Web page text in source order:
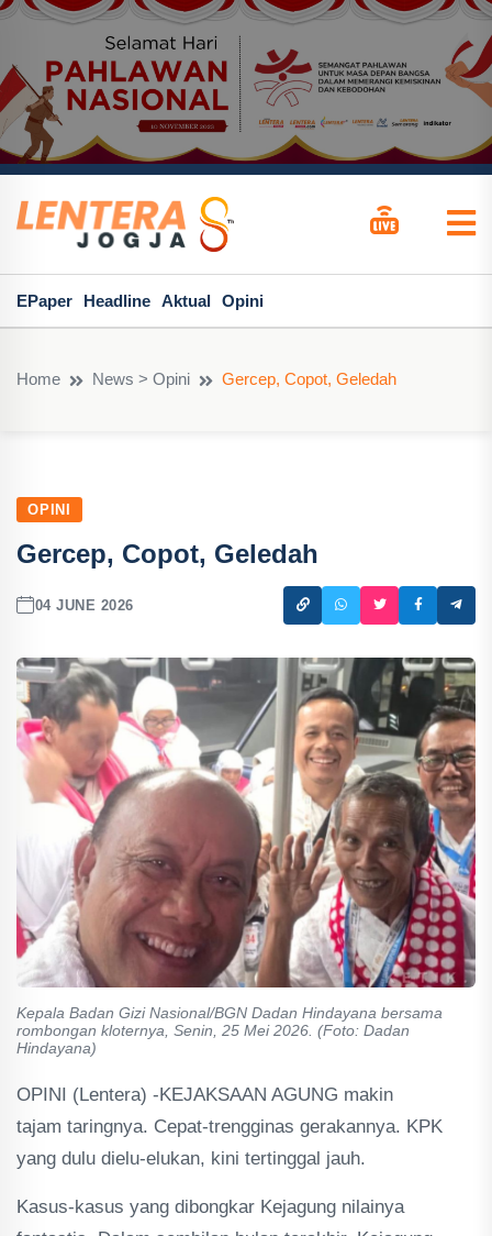
EPaper Headline Aktual Opini
Home News > Opini Gercep, Copot, Geledah
OPINI
Gercep, Copot, Geledah
04 JUNE 2026
Kepala Badan Gizi Nasional/BGN Dadan Hindayana bersama
rombongan kloternya, Senin, 25 Mei 2026. (Foto: Dadan
Hindayana)
OPINI (Lentera) -KEJAKSAAN AGUNG makin
tajam taringnya. Cepat-trengginas gerakannya. KPK
yang dulu dielu-elukan, kini tertinggal jauh.
Kasus-kasus yang dibongkar Kejagung nilainya